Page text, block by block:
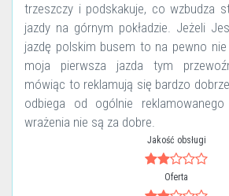
trzeszczy i podskakuje, co wzbudza
jazdy na górnym pokładzie. Jeżeli
jazdę polskim busem to na pewno
moja pierwsza jazda tym
mówiąc to reklamują się bardzo
odbiega od ogólnie
wrażenia nie są za dobre.
Jakość obsługi
Oferta